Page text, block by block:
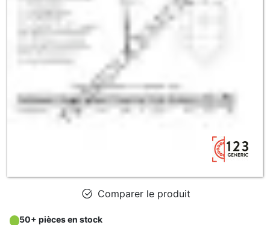
Comparer le produit
50+ pièces en stock